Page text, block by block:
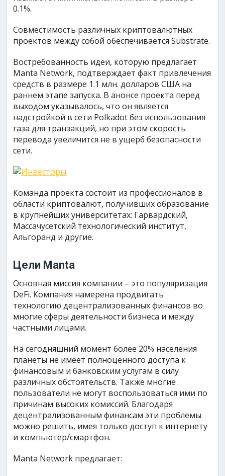
0.1%.
Совместимость различных криптовалютных
проектов между собой обеспечивается Substrate.
Востребованность идеи, которую предлагает
Manta Network, подтверждает факт привлечения
средств в размере 1.1 млн. долларов США на
раннем этапе запуска. В анонсе проекта перед
выходом указывалось, что он является
надстройкой в сети Polkadot без использования
газа для транзакций, но при этом скорость
перевода увеличится не в ущерб безопасности
сети.
Команда проекта состоит из профессионалов в
области криптовалют, получивших образование
в крупнейших университетах: Гарвардский,
Массачусетский технологический институт,
Альгоранд и другие.
Цели Manta
Основная миссия компании – это популяризация
DeFi. Компания намерена продвигать
технологию децентрализованных финансов во
многие сферы деятельности бизнеса и между
частными лицами.
На сегодняшний момент более 20% населения
планеты не имеет полноценного доступа к
финансовым и банковским услугам в силу
различных обстоятельств. Также многие
пользователи не могут воспользоваться ими по
причинам высоких комиссий. Благодаря
децентрализованным финансам эти проблемы
можно решить, имея только доступ к интернету
и компьютер/смартфон.
Manta Network предлагает: